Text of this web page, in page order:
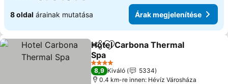
8 oldal árainak mutatása Árak megjelenítése
Megosztás
Hozzáadás a kedvencekhez
Hotel Carbona Thermal
Spa
4 Kategória
8,9 Kiváló
5334
0.4 km-re innen: Hévíz Városháza